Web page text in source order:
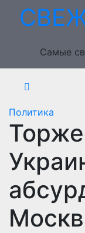
Перейти
Самые
Политика